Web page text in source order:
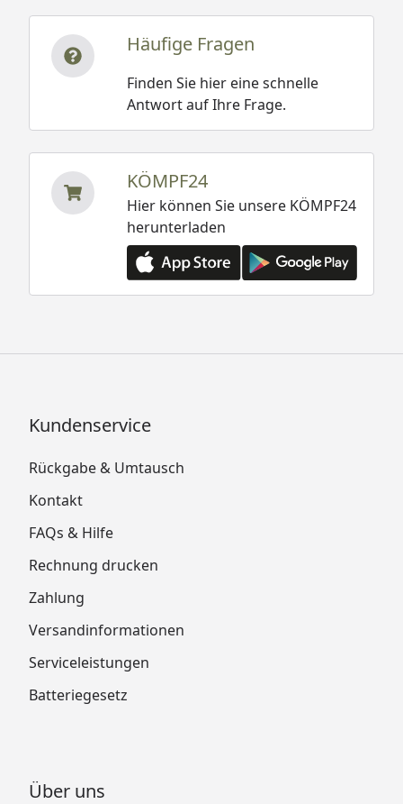
Häufige Fragen
Finden Sie hier eine schnelle
Antwort auf Ihre Frage.
KÖMPF24
Hier können Sie unsere KÖMPF24
herunterladen
Kundenservice
Rückgabe & Umtausch
Kontakt
FAQs & Hilfe
Rechnung drucken
Zahlung
Versandinformationen
Serviceleistungen
Batteriegesetz
Über uns